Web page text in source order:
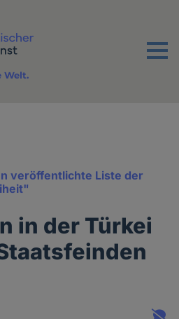
Menu
Welt.
veröffentlichte Liste der
in der Türkei